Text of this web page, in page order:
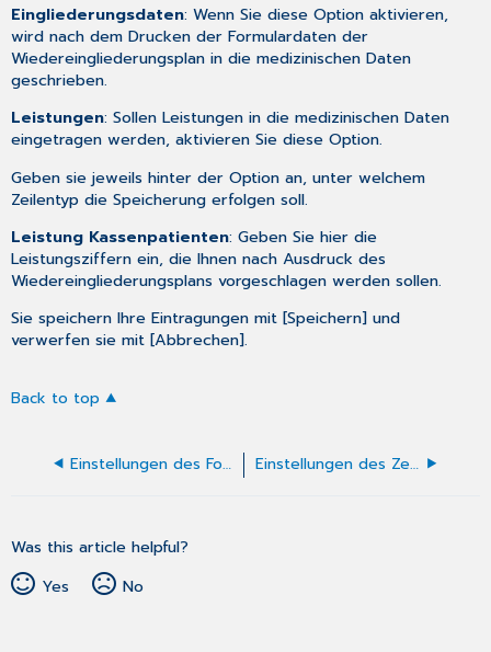
Eingliederungsdaten: Wenn Sie diese Option aktivieren,
wird nach dem Drucken der Formulardaten der
Wiedereingliederungsplan in die medizinischen Daten
geschrieben.
Leistungen: Sollen Leistungen in die medizinischen Daten
eingetragen werden, aktivieren Sie diese Option.
Geben sie jeweils hinter der Option an, unter welchem
Zeilentyp die Speicherung erfolgen soll.
Leistung Kassenpatienten: Geben Sie hier die
Leistungsziffern ein, die Ihnen nach Ausdruck des
Wiedereingliederungsplans vorgeschlagen werden sollen.
Sie speichern Ihre Eintragungen mit [Speichern] und
verwerfen sie mit [Abbrechen].
Back to top
Einstellungen des Formulars Krankengeld Kind Einstellungen des Zeugnisses des Sehvermögens
Was this article helpful?
Yes
No